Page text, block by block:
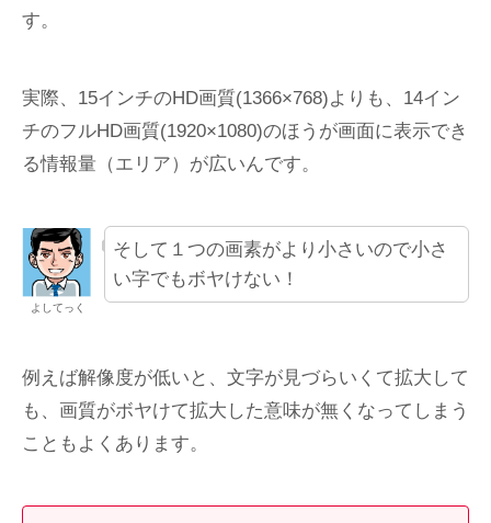
す。
実際、15インチのHD画質(1366×768)よりも、14イン
チのフルHD画質(1920×1080)のほうが画面に表示でき
る情報量（エリア）が広いんです。
よしてっく
そして１つの画素がより小さいので小さ
い字でもボヤけない！
例えば解像度が低いと、文字が見づらいくて拡大して
も、画質がボヤけて拡大した意味が無くなってしまう
こともよくあります。